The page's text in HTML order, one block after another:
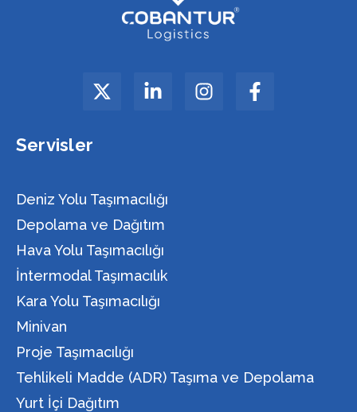
Servisler
Deniz Yolu Taşımacılığı
Depolama ve Dağıtım
Hava Yolu Taşımacılığı
İntermodal Taşımacılık
Kara Yolu Taşımacılığı
Minivan
Proje Taşımacılığı
Tehlikeli Madde (ADR) Taşıma ve Depolama
Yurt İçi Dağıtım